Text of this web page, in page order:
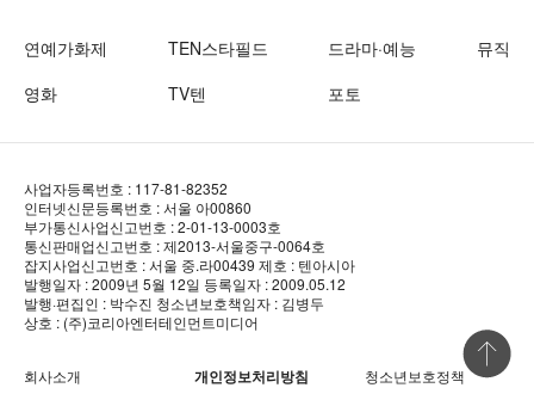
연예가화제 TEN스타필드 드라마·예능
뮤직
영화
TV텐 포토
사업자등록번호 : 117-81-82352
인터넷신문등록번호 : 서울 아00860
부가통신사업신고번호 : 2-01-13-0003호
통신판매업신고번호 : 제2013-서울중구-0064호
잡지사업신고번호 : 서울 중.라00439 제호 : 텐아시아
발행일자 : 2009년 5월 12일 등록일자 : 2009.05.12
발행·편집인 : 박수진 청소년보호책임자 : 김병두
상호 : (주)코리아엔터테인먼트미디어
회사소개 개인정보처리방침 청소년보호정책
상단 바로